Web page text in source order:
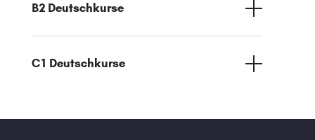
B2 Deutschkurse
C1 Deutschkurse